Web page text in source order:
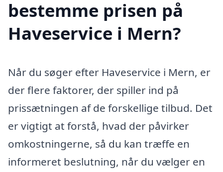
bestemme prisen på
Haveservice i Mern?
Når du søger efter Haveservice i Mern, er
der flere faktorer, der spiller ind på
prissætningen af de forskellige tilbud. Det
er vigtigt at forstå, hvad der påvirker
omkostningerne, så du kan træffe en
informeret beslutning, når du vælger en